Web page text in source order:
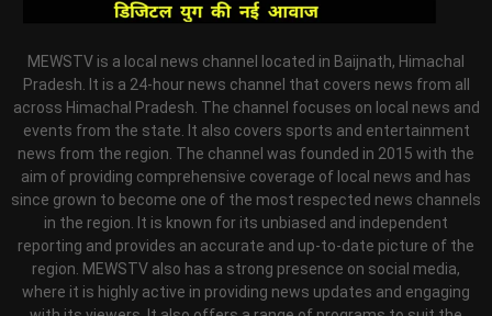
MEWSTV is a local news channel located in Baijnath, Himachal
Pradesh. It is a 24-hour news channel that covers news from all
across Himachal Pradesh. The channel focuses on local news and
events from the state. It also covers sports and entertainment
news from the region. The channel was founded in 2015 with the
aim of providing comprehensive coverage of local news and has
since grown to become one of the most respected news channels
in the region. It is known for its unbiased and independent
reporting and provides an accurate and up-to-date picture of the
region. MEWSTV also has a strong presence on social media,
where it is highly active in providing news updates and engaging